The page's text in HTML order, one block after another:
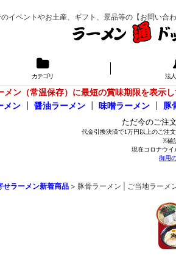
イベントやお土産、ギフト、景品等の【お問い
カテゴリ 法
メン（常温保存）に最短の賞味期限を表示
メン 醤油ラーメン 味噌ラーメン 豚
せラーメン新着商品 > 豚骨ラーメン | ご当地ラーメ